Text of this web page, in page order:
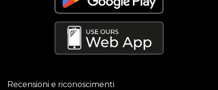
Recensioni e riconoscimenti